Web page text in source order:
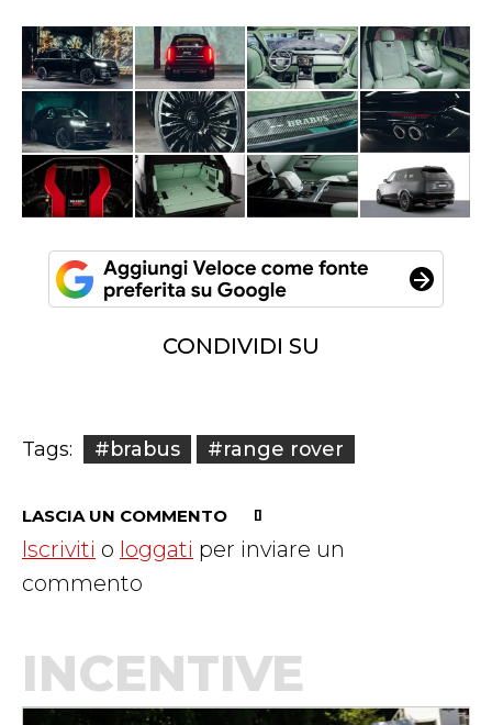
CONDIVIDI SU
Tags: #brabus #range rover
LASCIA UN COMMENTO
Iscriviti o loggati per inviare un
commento
INCENTIVE